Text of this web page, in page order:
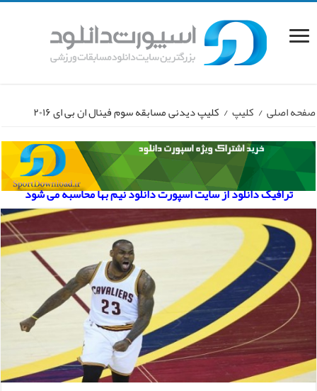
صفحه اصلی / کلیپ / کلیپ دیدنی مسابقه سوم فینال ان بی ای ۲۰۱۶
ترافیک دانلود از سایت اسپورت دانلود نیم بها محاسبه می شود